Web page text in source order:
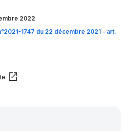
2022
1747 du 22 décembre 2021 - art.